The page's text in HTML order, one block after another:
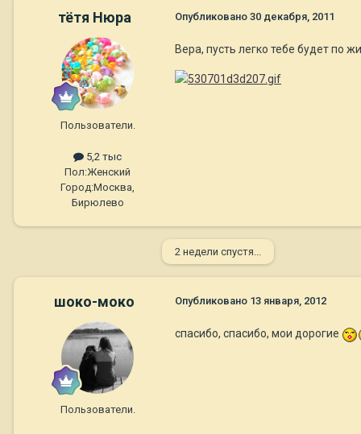
тётя Нюра
Пользователи.
5,2 тыс
Пол:Женский
Город:Москва,
Бирюлево
Опубликовано 30 декабря, 2011
Вера, пусть легко тебе будет по
2 недели спустя...
шоко-моко
Пользователи.
Опубликовано 13 января, 2012
спасибо, спасибо, мои дорогие